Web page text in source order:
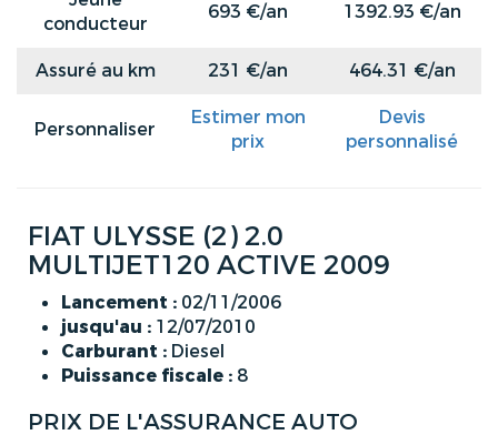
conducteur
693 €/an 1392.93 €/an
Assuré au km 231 €/an 464.31 €/an
Personnaliser
Estimer mon
prix
Devis
personnalisé
FIAT ULYSSE (2) 2.0
MULTIJET120 ACTIVE 2009
Lancement : 02/11/2006
jusqu'au : 12/07/2010
Carburant : Diesel
Puissance fiscale : 8
PRIX DE L'ASSURANCE AUTO